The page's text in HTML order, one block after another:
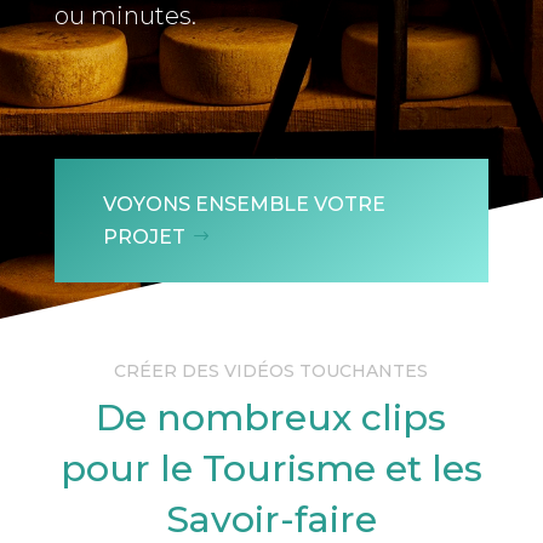
ou minutes.
VOYONS ENSEMBLE VOTRE
PROJET
CRÉER DES VIDÉOS TOUCHANTES
De nombreux clips
pour le Tourisme et les
Savoir-faire